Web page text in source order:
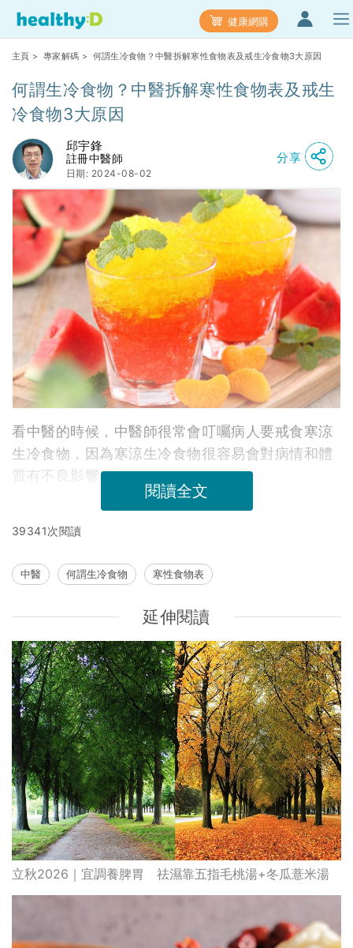
健康網購
主頁 > 專家解碼 > 何謂生冷食物？中醫拆解寒性食物表及戒生冷食物3大原因
何謂生冷食物？中醫拆解寒性食物表及戒生
冷食物3大原因
邱宇鋒
註冊中醫師
日期: 2024-08-02
分享
看中醫的時候，中醫師很常會叮囑病人要戒食寒涼
生冷食物，因為寒涼生冷食物很容易會對病情和體
質有不良影響。
閱讀全文
39341次閱讀
中醫 何謂生冷食物 寒性食物表
延伸閱讀
立秋2026｜宜調養脾胃 祛濕靠五指毛桃湯+冬瓜薏米湯